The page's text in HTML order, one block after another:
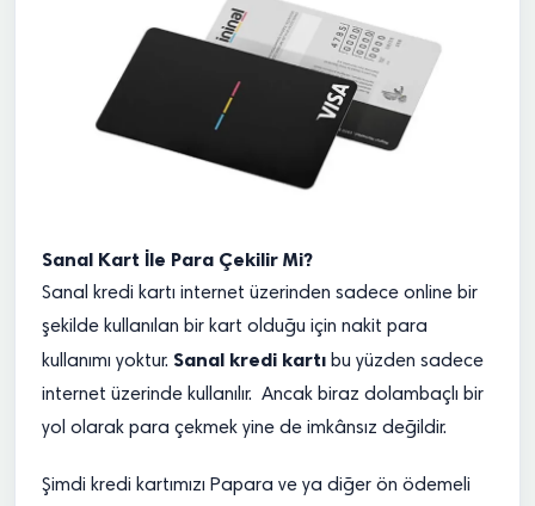
Sanal Kart İle Para Çekilir Mi?
Sanal kredi kartı internet üzerinden sadece online bir
şekilde kullanılan bir kart olduğu için nakit para
kullanımı yoktur. Sanal kredi kartı bu yüzden sadece
internet üzerinde kullanılır. Ancak biraz dolambaçlı bir
yol olarak para çekmek yine de imkânsız değildir.
Şimdi kredi kartımızı Papara ve ya diğer ön ödemeli